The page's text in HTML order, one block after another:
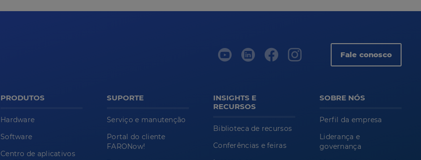
Fale conosco
PRODUTOS
Hardware
Software
Centro de aplicativos
SUPORTE
Serviço e manutenção
Portal do cliente
FARONow!
INSIGHTS E
RECURSOS
Biblioteca de recursos
Conferências e feiras
SOBRE NÓS
Perfil da empresa
Liderança e
governança